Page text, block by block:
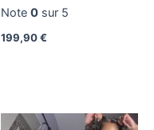
Note 0sur 5
199,90€